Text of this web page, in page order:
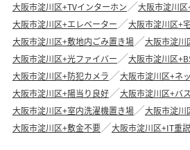
大阪市淀川区+TVインターホン
大阪市淀川
大阪市淀川区+エレベーター
大阪市淀川区+
大阪市淀川区+敷地内ごみ置き場
大阪市淀川
大阪市淀川区+光ファイバー
大阪市淀川区
大阪市淀川区+防犯カメラ
大阪市淀川区+ネ
大阪市淀川区+陽当り良好
大阪市淀川区+バ
大阪市淀川区+室内洗濯機置き場
大阪市淀川
大阪市淀川区+敷金不要
大阪市淀川区+IT重